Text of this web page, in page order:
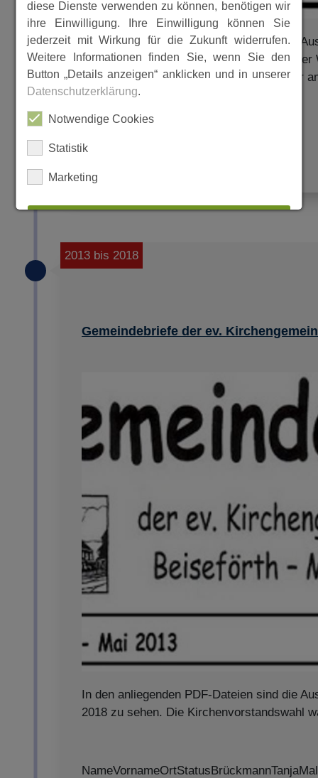
In den anliegenden PDF-Dateien sind die
2012 zu sehen. Der Zeitraum entspricht der
Kirchenvorstände (6 Jahre). Die Wahl war
Gemeindebriefe der ev.
2013 bis 2018
In den anliegenden PDF-Dateien sind die
2018 zu sehen. Die Kirchenvorstandswahl
diese Dienste verwenden zu können, benötigen wir
ihre Einwilligung. Ihre Einwilligung können Sie
jederzeit mit Wirkung für die Zukunft widerrufen.
Weitere Informationen finden Sie, wenn Sie den
Button „Details anzeigen“ anklicken und in unserer
Datenschutzerklärung.
Notwendige Cookies
Statistik
Marketing
ABLEHNEN
Details anzeigen